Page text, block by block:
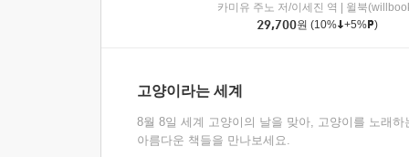
카미유 주노 저/이세진 역
윌북
29,700원 (10% +5% )
고양이라는 세계
8월 8일 세계 고양이의 날을 맞아, 고양이를 노래하
아름다운 책들을 만나보세요.